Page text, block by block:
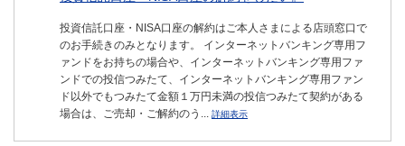
投資信託口座・NISA口座の解約はご本人さまによる店頭窓口で
のお手続きのみとなります。 インターネットバンキング専用フ
ァンドをお持ちの場合や、インターネットバンキング専用ファ
ンドでの投信つみたて、インターネットバンキング専用ファン
ド以外でもつみたて金額１万円未満の投信つみたて契約がある
場合は、ご売却・ご解約のう... 詳細表示